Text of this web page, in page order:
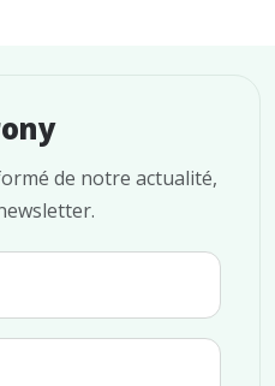
de notre actualité,